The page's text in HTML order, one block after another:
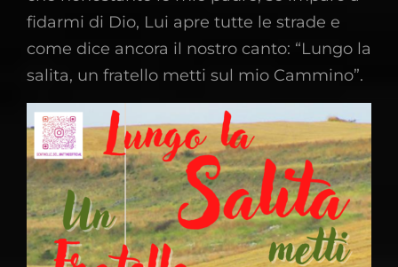
fidarmi di Dio, Lui apre tutte le strade e
come dice ancora il nostro canto: “Lungo la
salita, un fratello metti sul mio Cammino”.